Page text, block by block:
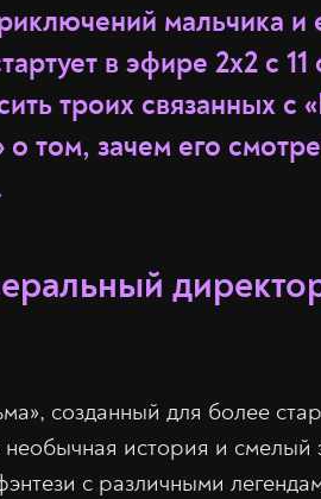
мальчика и
в эфире 2х2 с 11
троих связанных с
том, зачем его
созданный для более
история и смелый
с различными